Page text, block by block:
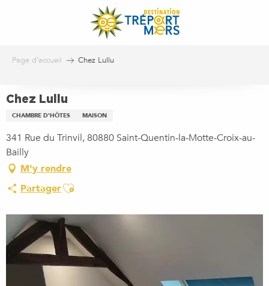
Page d’accueil Chez Lullu
Chez Lullu
CHAMBRE D'HÔTES MAISON
341 Rue du Trinvil, 80880 Saint-Quentin-la-Motte-Croix-au-
Bailly
M'y rendre
PartagerAjouter aux favoris